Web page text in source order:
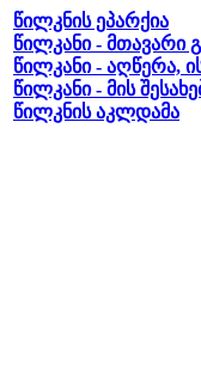
წილკნის ეპარქია
წილკანი - მთავარი
წილკანი - აღწერა,
წილკანი - მის
წილკნის აკლდამა